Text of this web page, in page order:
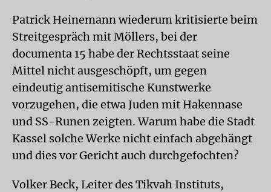
Patrick Heinemann wiederum kritisierte beim
Streitgespräch mit Möllers, bei der
documenta 15 habe der Rechtsstaat seine
Mittel nicht ausgeschöpft, um gegen
eindeutig antisemitische Kunstwerke
vorzugehen, die etwa Juden mit Hakennase
und SS-Runen zeigten. Warum habe die Stadt
Kassel solche Werke nicht einfach abgehängt
und dies vor Gericht auch durchgefochten?
Volker Beck, Leiter des Tikvah Instituts,